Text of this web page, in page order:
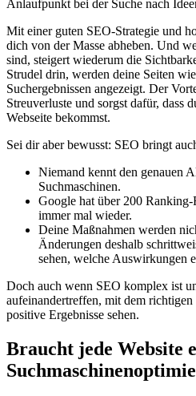
Anlaufpunkt bei der Suche nach
Mit einer guten SEO-Strategie und
dich von der Masse abheben. Und
sind, steigert wiederum die
Strudel drin, werden deine Seiten
Suchergebnissen angezeigt. Der
Streuverluste und sorgst dafür, dass
Webseite bekommst.
Sei dir aber bewusst: SEO bringt
Niemand kennt den genauen
Suchmaschinen.
Google hat über 200 Ranking-
immer mal wieder.
Deine Maßnahmen werden
Änderungen deshalb
sehen, welche Auswirkungen
Doch auch wenn SEO komplex ist
aufeinandertreffen, mit dem
positive Ergebnisse sehen.
Braucht jede Website